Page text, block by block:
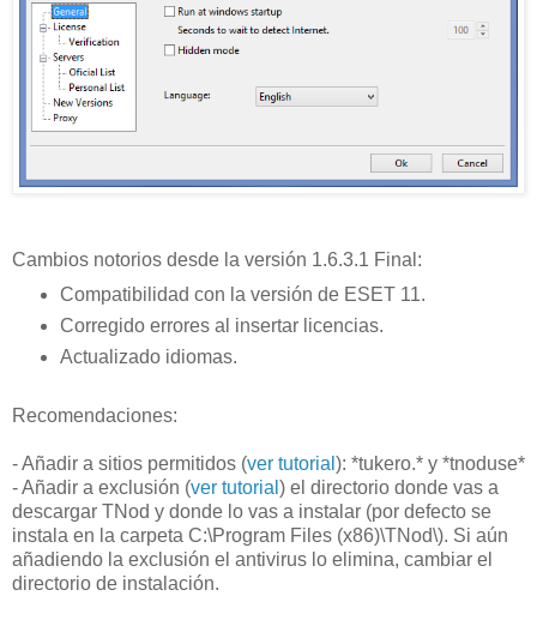
Cambios notorios desde la versión 1.6.3.1 Final:
Compatibilidad con la versión de ESET 11.
Corregido errores al insertar licencias.
Actualizado idiomas.
Recomendaciones:
- Añadir a sitios permitidos (ver tutorial ): *tukero.* y *tnoduse*
- Añadir a exclusión (ver tutorial ) el directorio donde vas a
descargar TNod y donde lo vas a instalar (por defecto se
instala en la carpeta C:\Program Files (x86)\TNod\). Si aún
añadiendo la exclusión el antivirus lo elimina, cambiar el
directorio de instalación.